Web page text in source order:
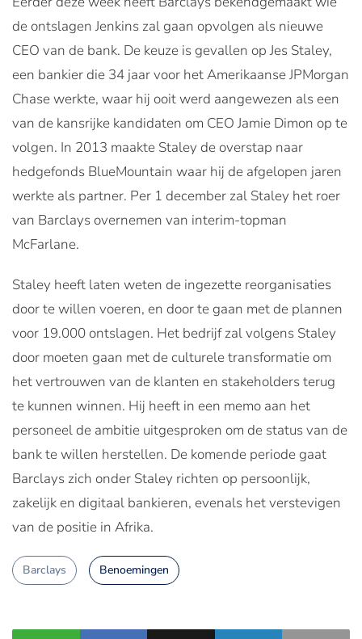
de ontslagen Jenkins zal gaan opvolgen als nieuwe
CEO van de bank. De keuze is gevallen op Jes Staley,
een bankier die 34 jaar voor het Amerikaanse JPMorgan
Chase werkte, waar hij ooit werd aangewezen als een
van de kansrijke kandidaten om CEO Jamie Dimon op te
volgen. In 2013 maakte Staley de overstap naar
hedgefonds BlueMountain waar hij de afgelopen jaren
werkte als partner. Per 1 december zal Staley het roer
van Barclays overnemen van interim-topman
McFarlane.
Staley heeft laten weten de ingezette reorganisaties
door te willen voeren, en door te gaan met de plannen
voor 19.000 ontslagen. Het bedrijf zal volgens Staley
door moeten gaan met de culturele transformatie om
het vertrouwen van de klanten en stakeholders terug
te kunnen winnen. Hij heeft in een memo aan het
personeel de ambitie uitgesproken om de status van de
bank te willen herstellen. De komende periode gaat
Barclays zich onder Staley richten op persoonlijk,
zakelijk en digitaal bankieren, evenals het verstevigen
van de positie in Afrika.
Barclays Benoemingen